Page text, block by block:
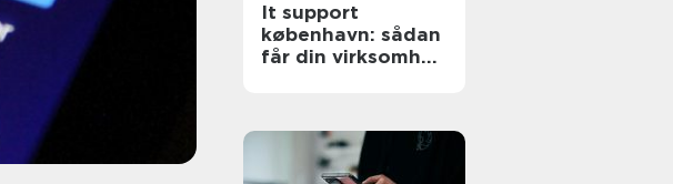
It support
københavn: sådan
får din virksomhed